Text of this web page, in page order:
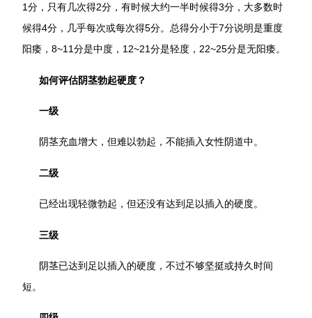
1分，只有几次得2分，有时候大约一半时候得3分，大多数时
候得4分，几乎每次或每次得5分。总得分小于7分说明是重度
阳痿，8~11分是中度，12~21分是轻度，22~25分是无阳痿。
如何评估阴茎勃起硬度？
一级
阴茎充血增大，但难以勃起，不能插入女性阴道中。
二级
已经出现轻微勃起，但还没有达到足以插入的硬度。
三级
阴茎已达到足以插入的硬度，不过不够坚挺或持久时间
短。